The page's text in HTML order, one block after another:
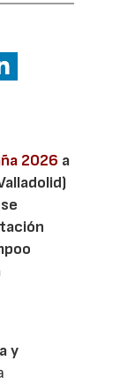
2026 a
y